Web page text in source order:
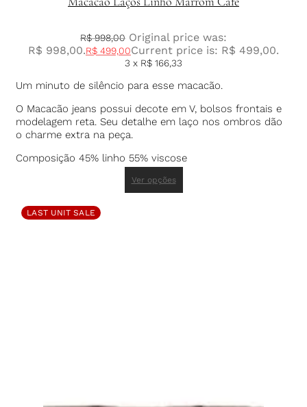
R$998,00 Original price was:
R$ 998,00.R$ 499,00Current price is: R$ 499,00.
3 x R$ 166,33
Um minuto de silêncio para esse macacão.
O Macacão jeans possui decote em V, bolsos frontais e
modelagem reta. Seu detalhe em laço nos ombros dão
o charme extra na peça.
Composição 45% linho 55% viscose
Ver opções
LAST UNIT SALE